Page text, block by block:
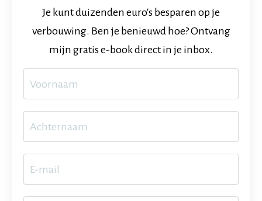
Je kunt duizenden euro's besparen op je
verbouwing. Ben je benieuwd hoe? Ontvang
mijn gratis e-book direct in je inbox.